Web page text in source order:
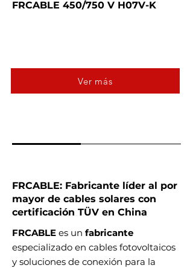
FRCABLE 450/750 V H07V-K
Ver más
FRCABLE: Fabricante líder al por
mayor de cables solares con
certificación TÜV en China
FRCABLE es un fabricante
especializado en cables fotovoltaicos
y soluciones de conexión para la